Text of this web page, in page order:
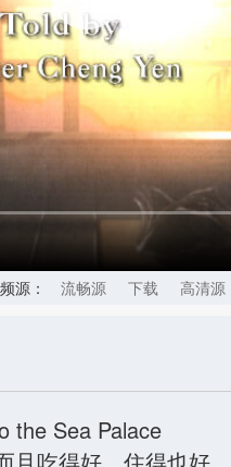
源：
流畅源 下载 高清源
the Sea Palace